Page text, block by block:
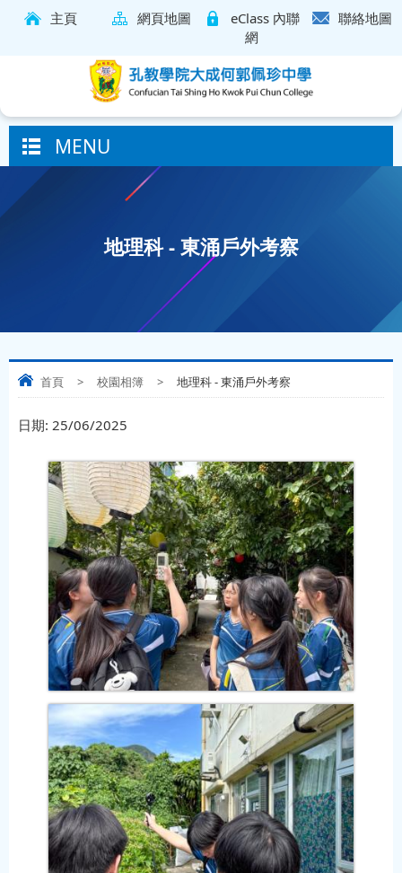
主頁 網頁地圖
eClass 內聯
網
聯絡地圖
MENU
地理科 - 東涌戶外考察
首頁 > 校園相簿 > 地理科 - 東涌戶外考察
日期: 25/06/2025